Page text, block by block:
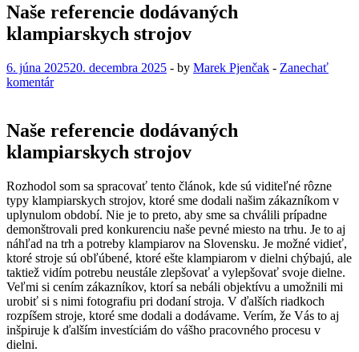
Naše referencie dodávaných
klampiarskych strojov
6. júna 202520. decembra 2025 - by Marek Pjenčak - Zanechať
komentár
Naše referencie dodávaných
klampiarskych strojov
Rozhodol som sa spracovať tento článok, kde sú viditeľné rôzne
typy klampiarskych strojov, ktoré sme dodali našim zákazníkom v
uplynulom období. Nie je to preto, aby sme sa chválili prípadne
demonštrovali pred konkurenciu naše pevné miesto na trhu. Je to aj
náhľad na trh a potreby klampiarov na Slovensku. Je možné vidieť,
ktoré stroje sú obľúbené, ktoré ešte klampiarom v dielni chýbajú, ale
taktiež vidím potrebu neustále zlepšovať a vylepšovať svoje dielne.
Veľmi si cením zákazníkov, ktorí sa nebáli objektívu a umožnili mi
urobiť si s nimi fotografiu pri dodaní stroja. V ďalších riadkoch
rozpíšem stroje, ktoré sme dodali a dodávame. Verím, že Vás to aj
inšpiruje k ďalším investíciám do vášho pracovného procesu v
dielni.